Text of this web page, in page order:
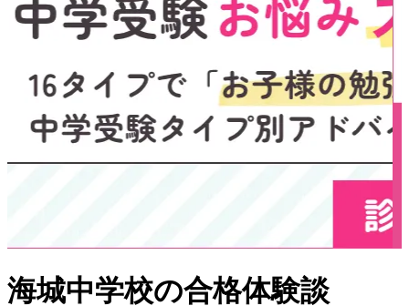
海城中学校の合格体験談